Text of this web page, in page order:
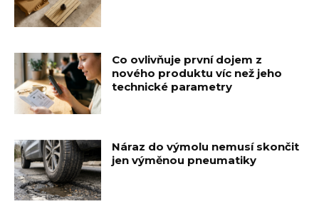
Co ovlivňuje první dojem z
nového produktu víc než jeho
technické parametry
Náraz do výmolu nemusí skončit
jen výměnou pneumatiky